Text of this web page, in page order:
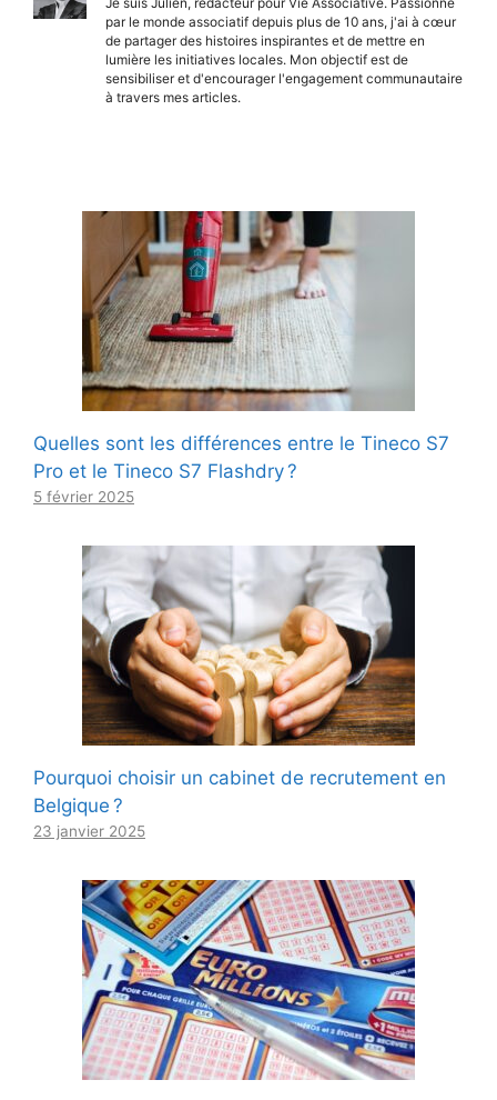
par le monde associatif depuis plus de 10 ans, j'ai à cœur
de partager des histoires inspirantes et de mettre en
lumière les initiatives locales. Mon objectif est de
sensibiliser et d'encourager l'engagement communautaire
à travers mes articles.
Quelles sont les différences entre le Tineco S7
Pro et le Tineco S7 Flashdry ?
5 février 2025
Pourquoi choisir un cabinet de recrutement en
Belgique ?
23 janvier 2025